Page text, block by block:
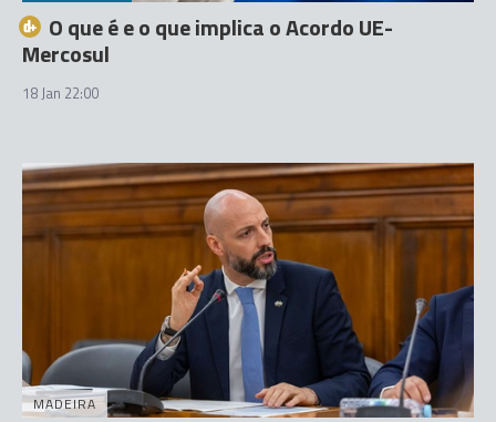
O que é e o que implica o Acordo UE-
Mercosul
18 Jan 22:00
MADEIRA